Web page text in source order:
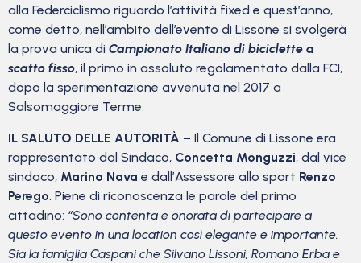
alla Federciclismo riguardo l’attività fixed e quest’anno,
come detto, nell’ambito dell’evento di Lissone si svolgerà
la prova unica di Campionato Italiano di biciclette a
scatto fisso, il primo in assoluto regolamentato dalla FCI,
dopo la sperimentazione avvenuta nel 2017 a
Salsomaggiore Terme.
IL SALUTO DELLE AUTORITÀ – Il Comune di Lissone era
rappresentato dal Sindaco, Concetta Monguzzi, dal vice
sindaco, Marino Nava e dall’Assessore allo sport Renzo
Perego. Piene di riconoscenza le parole del primo
cittadino: “Sono contenta e onorata di partecipare a
questo evento in una location così elegante e importante.
Sia la famiglia Caspani che Silvano Lissoni, Romano Erba e